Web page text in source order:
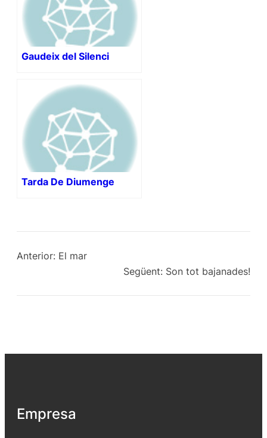
Gaudeix del Silenci
Tarda De Diumenge
Anterior: El mar
Següent: Son tot bajanades!
Empresa